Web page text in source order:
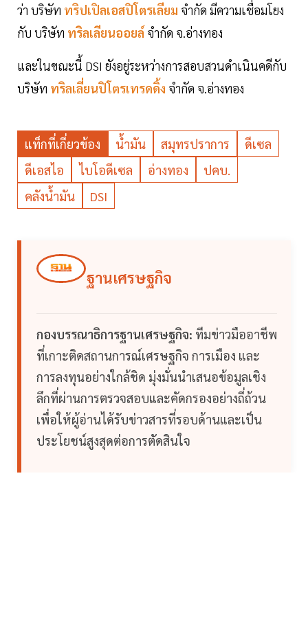
ว่า บริษัท ทริปเปิลเอสปิโตรเลียม จำกัด มีความเชื่อมโยง
กับ บริษัท ทริลเลียนออยล์ จำกัด จ.อ่างทอง
และในขณะนี้ DSI ยังอยู่ระหว่างการสอบสวนดำเนินคดีกับ
บริษัท ทริลเลี่ยนปิโตรเทรดดิ้ง จำกัด จ.อ่างทอง
แท็กที่เกี่ยวข้อง น้ำมัน สมุทรปราการ
ดีเซล
ดีเอสไอ
ไบโอดีเซล อ่างทอง
ปคบ.
คลังน้ำมัน
DSI
ฐานเศรษฐกิจ
กองบรรณาธิการฐานเศรษฐกิจ: ทีมข่าวมืออาชีพ
ที่เกาะติดสถานการณ์เศรษฐกิจ การเมือง และ
การลงทุนอย่างใกล้ชิด มุ่งมั่นนำเสนอข้อมูลเชิง
ลึกที่ผ่านการตรวจสอบและคัดกรองอย่างถี่ถ้วน
เพื่อให้ผู้อ่านได้รับข่าวสารที่รอบด้านและเป็น
ประโยชน์สูงสุดต่อการตัดสินใจ